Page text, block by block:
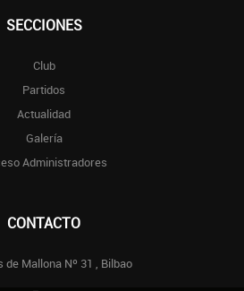
SECCIONES
Club
Partidos
Actualidad
Galería
Administradores
CONTACTO
de Mallona Nº 31 , Bilbao